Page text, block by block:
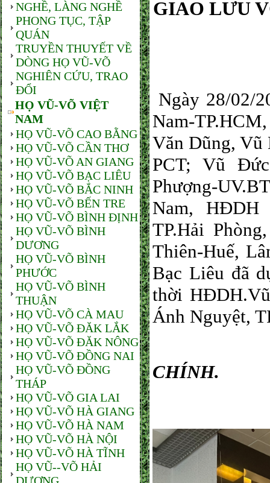
NGHỀ, LÀNG NGHỀ
PHONG TỤC, TẬP
QUÁN
TRUYỀN THUYẾT VỀ
DÒNG HỌ VŨ-VÕ
NGHIÊN CỨU, TRAO
ĐỔI
HỌ VŨ-VÕ VIỆT
NAM
HỌ VŨ-VÕ CAO BẰNG
HỌ VŨ-VÕ CẦN THƠ
HỌ VŨ-VÕ AN GIANG
HỌ VŨ-VÕ BẠC LIÊU
HỌ VŨ-VÕ BẮC NINH
HỌ VŨ-VÕ BẾN TRE
HỌ VŨ-VÕ BÌNH ĐỊNH
HỌ VŨ-VÕ BÌNH
DƯƠNG
HỌ VŨ-VÕ BÌNH
PHƯỚC
HỌ VŨ-VÕ BÌNH
THUẬN
HỌ VŨ-VÕ CÀ MAU
HỌ VŨ-VÕ ĐĂK LẮK
HỌ VŨ-VÕ ĐĂK NÔNG
HỌ VŨ-VÕ ĐỒNG NAI
HỌ VŨ-VÕ ĐỒNG
THÁP
HỌ VŨ-VÕ GIA LAI
HỌ VŨ-VÕ HÀ GIANG
HỌ VŨ-VÕ HÀ NAM
HỌ VŨ-VÕ HÀ NỘI
HỌ VŨ-VÕ HÀ TĨNH
HỌ VŨ--VÕ HẢI
GIAO LƯU
Ngày 28/02/
Nam-
Văn Dũng,
PCT; Vũ
Phượng-
Nam, HĐDH
TP.Hải
Thiên-Huế,
Bạc Liêu đã
thời
Ánh